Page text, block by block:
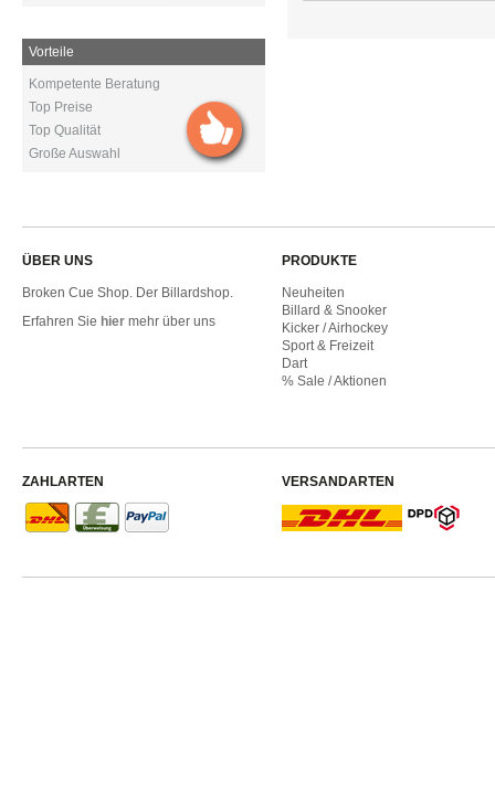
Vorteile
Kompetente Beratung
Top Preise
Top Qualität
Große Auswahl
ÜBER UNS
Broken Cue Shop. Der Billardshop.
Erfahren Sie hier mehr über uns
PRODUKTE
Neuheiten
Billard & Snooker
Kicker / Airhockey
Sport & Freizeit
Dart
% Sale / Aktionen
ZAHLARTEN VERSANDARTEN